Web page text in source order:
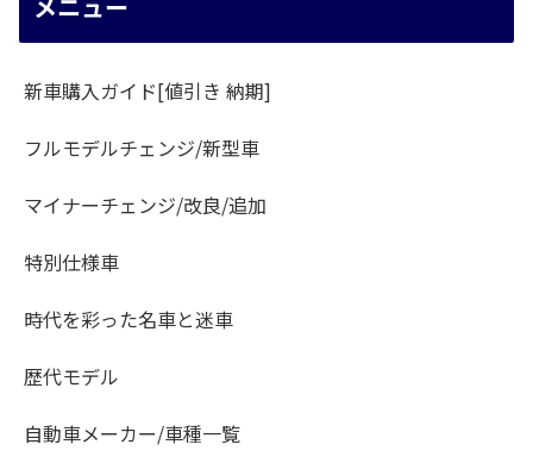
新車購入ガイド[値引き 納期]
フルモデルチェンジ/新型車
マイナーチェンジ/改良/追加
特別仕様車
時代を彩った名車と迷車
歴代モデル
自動車メーカー/車種一覧